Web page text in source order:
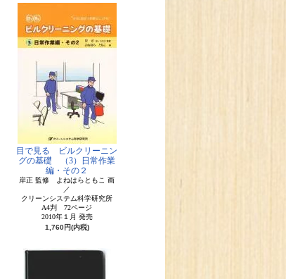
目で見る ビルクリーニン
グの基礎 （3）日常作業
編・その２
岸正 監修 よねはらともこ 画
／
クリーンシステム科学研究所
A4判 72ページ
2010年１月 発売
1,760円(内税)